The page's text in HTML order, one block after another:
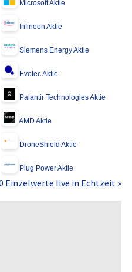
Microsoft Aktie
Infineon Aktie
Siemens Energy Aktie
Evotec Aktie
Palantir Technologies Aktie
AMD Aktie
DroneShield Aktie
Plug Power Aktie
Einzelwerte live in Echtzeit »